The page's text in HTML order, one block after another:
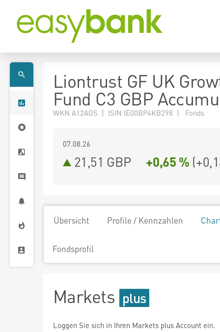
Liontrust GF UK
Fund C3 GBP
WKN A12AGS | ISIN IE00BP4KB298 | Fonds
07.08.26
21,51 GBP +0,65 % (
Übersicht Profile / Kennzahlen
Fondsprofil
Markets
Loggen Sie sich in Ihren Markets plus Account ein.